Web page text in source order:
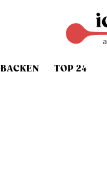
BACKEN TOP 24